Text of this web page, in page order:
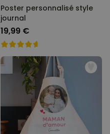
Poster personnalisé style
journal
19,99 €